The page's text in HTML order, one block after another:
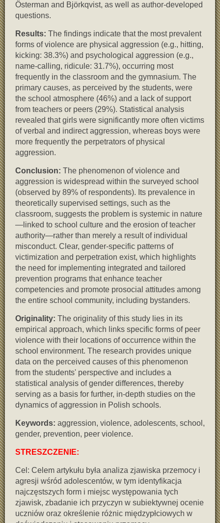
Österman and Björkqvist, as well as author-developed
questions.
Results: The findings indicate that the most prevalent
forms of violence are physical aggression (e.g., hitting,
kicking: 38.3%) and psychological aggression (e.g.,
name-calling, ridicule: 31.7%), occurring most
frequently in the classroom and the gymnasium. The
primary causes, as perceived by the students, were
the school atmosphere (46%) and a lack of support
from teachers or peers (29%). Statistical analysis
revealed that girls were significantly more often victims
of verbal and indirect aggression, whereas boys were
more frequently the perpetrators of physical
aggression.
Conclusion: The phenomenon of violence and
aggression is widespread within the surveyed school
(observed by 89% of respondents). Its prevalence in
theoretically supervised settings, such as the
classroom, suggests the problem is systemic in nature
—linked to school culture and the erosion of teacher
authority—rather than merely a result of individual
misconduct. Clear, gender-specific patterns of
victimization and perpetration exist, which highlights
the need for implementing integrated and tailored
prevention programs that enhance teacher
competencies and promote prosocial attitudes among
the entire school community, including bystanders.
Originality: The originality of this study lies in its
empirical approach, which links specific forms of peer
violence with their locations of occurrence within the
school environment. The research provides unique
data on the perceived causes of this phenomenon
from the students' perspective and includes a
statistical analysis of gender differences, thereby
serving as a basis for further, in-depth studies on the
dynamics of aggression in Polish schools.
Keywords: aggression, violence, adolescents, school,
gender, prevention, peer violence.
STRESZCZENIE:
Cel: Celem artykułu była analiza zjawiska przemocy i
agresji wśród adolescentów, w tym identyfikacja
najczęstszych form i miejsc występowania tych
zjawisk, zbadanie ich przyczyn w subiektywnej ocenie
uczniów oraz określenie różnic międzypłciowych w